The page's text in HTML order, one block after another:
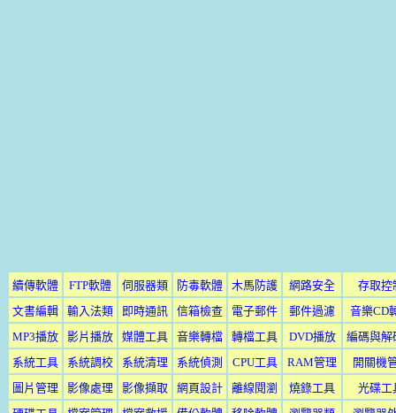
續傳軟體 FTP軟體 伺服器類 防毒軟體 木馬防護 網路安全
存取控
文書編輯
輸入法類 即時通訊 信箱檢查 電子郵件 郵件過濾
音樂CD
MP3播放
影片播放 媒體工具 音樂轉檔 轉檔工具 DVD播放
編碼與解
系統工具
系統調校 系統清理 系統偵測 CPU工具 RAM管理
開關機
圖片管理
影像處理 影像擷取 網頁設計 離線閱瀏 燒錄工具
光碟工